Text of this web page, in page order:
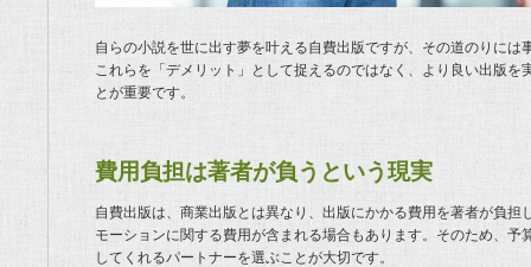
自らの小説を世に出す夢を叶える自費出版ですが、その道のりに
これらを「デメリット」として捉えるのではなく、より良い出版
とが重要です。
費用負担は著者が負うという現実
自費出版は、商業出版とは異なり、出版にかかる費用を著者が負
モーションに関する費用が含まれる場合もあります。そのため、
してくれるパートナーを選ぶことが大切です。